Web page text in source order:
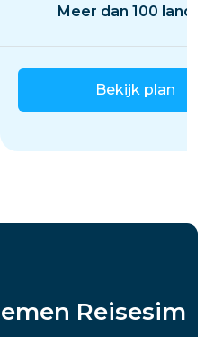
Meer dan 100
Bekijk plan
Reisesim